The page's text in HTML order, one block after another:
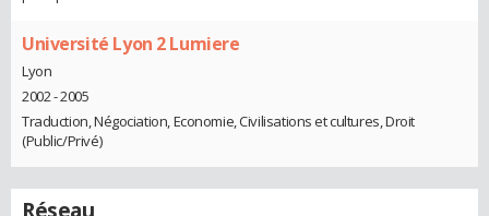
Université Lyon 2 Lumiere
Lyon
2002 - 2005
Traduction, Négociation, Economie, Civilisations et cultures, Droit
(Public/Privé)